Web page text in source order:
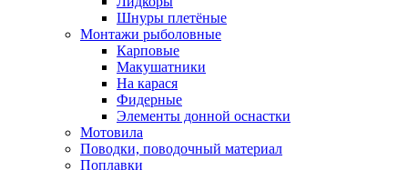
Шнуры плетёные
Монтажи рыболовные
Карповые
Макушатники
На карася
Фидерные
Элементы донной оснастки
Мотовила
Поводки, поводочный материал
Поплавки